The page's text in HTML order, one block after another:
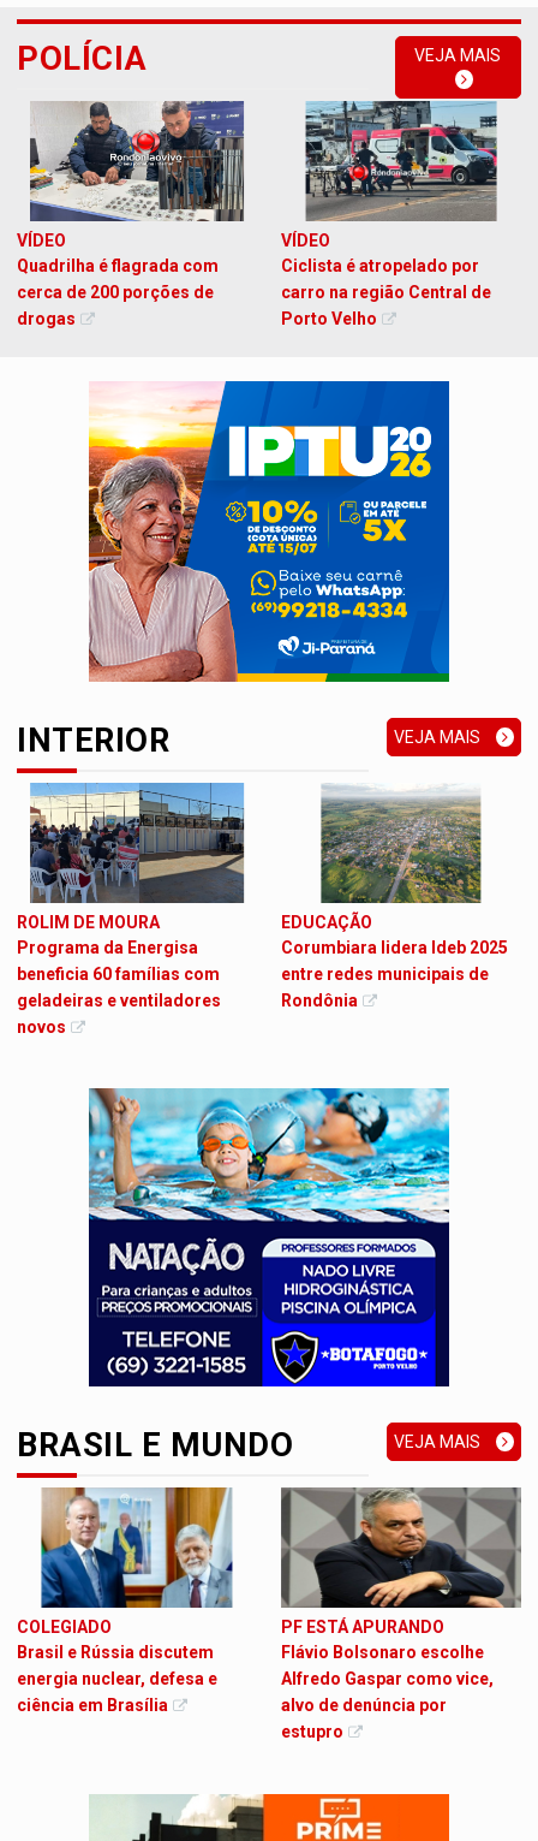
POLÍCIA VEJA MAIS
VÍDEO
Quadrilha é flagrada com
cerca de 200 porções de
drogas
VÍDEO
Ciclista é atropelado por
carro na região Central de
Porto Velho
INTERIOR VEJA MAIS
ROLIM DE MOURA
Programa da Energisa
beneficia 60 famílias com
geladeiras e ventiladores
novos
EDUCAÇÃO
Corumbiara lidera Ideb 2025
entre redes municipais de
Rondônia
BRASIL E MUNDO VEJA MAIS
COLEGIADO
Brasil e Rússia discutem
energia nuclear, defesa e
ciência em Brasília
PF ESTÁ APURANDO
Flávio Bolsonaro escolhe
Alfredo Gaspar como vice,
alvo de denúncia por
estupro